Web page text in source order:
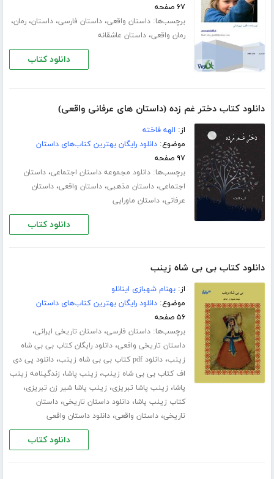
۶۷ صفحه
برچسب‌ها:داستان واقعی،داستان فارسی،داستان،رمان،
رمان واقعی،داستان عاشقانه
دانلود کتاب
دانلود کتاب دختر غم زده (داستان های عرفانی واقعی)
از: الهه فاخته
موضوع:دانلود رایگان بهترین کتاب‌های داستان
۹۷ صفحه
برچسب‌ها:دانلود مجموعه داستان اجتماعی،داستان
اجتماعی،داستان مذهبی،داستان واقعی،داستان
عرفانی،داستان ماورایی
دانلود کتاب
دانلود کتاب بی بی شاه زینب
از:بهنام شهبازی اینانلو
موضوع:دانلود رایگان بهترین کتاب‌های داستان
۵۶ صفحه
برچسب‌ها:داستان فارسی،داستان تاریخی ایرانی،
داستان تاریخی واقعی،دانلود رایگان کتاب بی بی شاه
زینب،دانلود pdf کتاب بی بی شاه زینب ،دانلود پی دی
اف کتاب بی بی شاه زینب، زینب پاشا، زندگینامه زینب
پاشا، زینب پاشا تبریزی، زینب پاشا شیر زن تبریزی،
کتاب زینب پاشا،دانلود داستان تاریخی،داستان
تاریخی،داستان واقعی،دانلود داستان واقعی
دانلود کتاب